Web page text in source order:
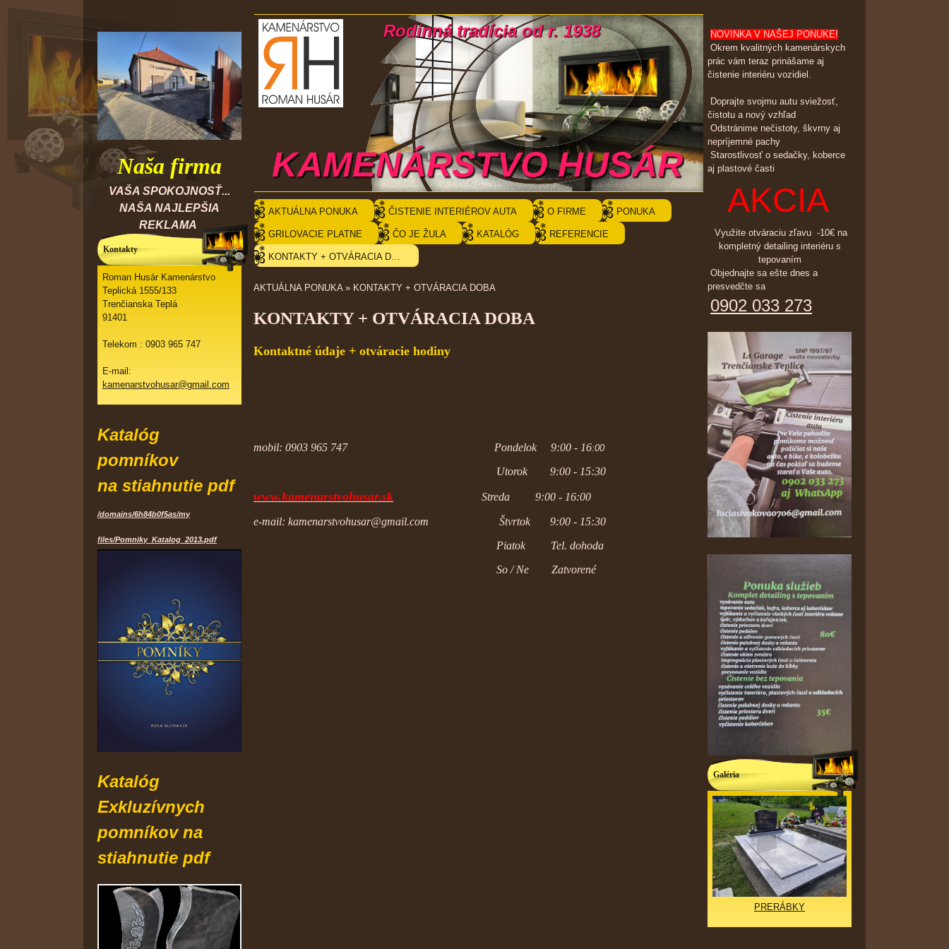
Naša firma
VAŠA SPOKOJNOSŤ...
NAŠA NAJLEPŠIA
REKLAMA
Kontakty
Roman Husár Kamenárstvo
Teplická 1555/133
Trenčianska Teplá
91401
Telekom : 0903 965 747
E-mail:
kamenarstvohusar@gmail.com
Katalóg
pomníkov
na stiahnutie pdf
/domains/6h84b0f5as/my
files/Pomniky_Katalog_2013.pdf
Katalóg
Exkluzívnych
pomníkovna
stiahnutie pdf
KAMENÁRSTVO HUSÁR
Rodinná tradícia od r. 1938
AKTUÁLNA PONUKA ČISTENIE INTERIÉROV AUTA O FIRME PONUKA
GRILOVACIE PLATNE ČO JE ŽULA KATALÓG REFERENCIE
KONTAKTY + OTVÁRACIA DOBA
AKTUÁLNA PONUKA» KONTAKTY + OTVÁRACIA DOBA
KONTAKTY + OTVÁRACIA DOBA
Kontaktné údaje + otváracie hodiny
mobil: 0903 965 747 Pondelok 9:00 - 16:00
Utorok 9:00 - 15:30
www.kamenarstvohusar.sk Streda 9:00 - 16:00
e-mail: kamenarstvohusar@gmail.com Štvrtok 9:00 - 15:30
Piatok Tel. dohoda
So / Ne Zatvorené
NOVINKA V NAŠEJ PONUKE!
Okrem kvalitných kamenárskych
prác vám teraz prinášame aj
čistenie interiéru vozidiel.
Doprajte svojmu autu sviežosť,
čistotu a nový vzhľad
Odstránime nečistoty, škvrny aj
nepríjemné pachy
Starostlivosť o sedačky, koberce
aj plastové časti
AKCIA
Využite otváraciu zľavu -10€ na
kompletný detailing interiéru s
tepovaním
Objednajte sa ešte dnes a
presvedčte sa
0902 033 273
Galéria
PRERÁBKY